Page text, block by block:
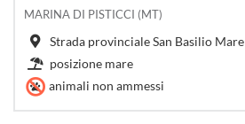
MARINA DI PISTICCI (MT)
Strada provinciale San Basilio Mare
posizione mare
animali non ammessi